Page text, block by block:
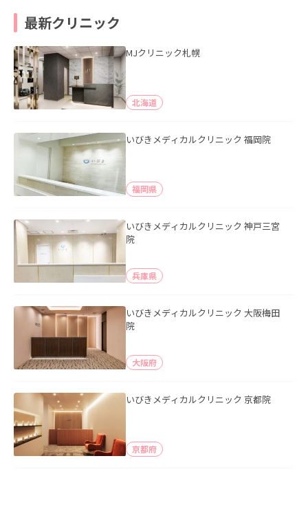
最新クリニック
MJクリニック札幌
北海道
いびきメディカルクリニック 福岡院
福岡県
いびきメディカルクリニック 神戸三宮
院
兵庫県
いびきメディカルクリニック 大阪梅田
院
大阪府
いびきメディカルクリニック 京都院
京都府